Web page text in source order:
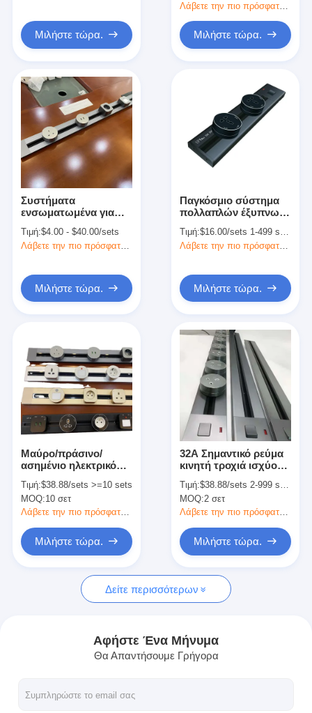
Προϊόντα
Σχετικά με εμάς
Γύρος εργοστασίων
επαφή
Μιλήστε τώρα.
Διαδραστικοί πίνακες
Σύστημα διασκέψεων
Επικαιροποιήστε την οθόνη.
Εμφανισμένη πρίζα γραφείου
Μιλήστε τώρα. Μιλήστε τώρα.
Συστήματα
ενσωματωμένα για
ηλεκτρικής ενέργειας
γραφείου με έξοδο 5V
Τιμή:$4.00 - $40.00/sets
Λάβετε την πιο πρόσφατη τιμή
Μιλήστε τώρα.
Παγκόσμιο σύστημα
πολλαπλών έξυπνων
τροχιάς ηλεκτρικής
ενέργειας με λευκό
Τιμή:$16.00/sets 1-499 sets
Μιλήστε τώρα.
Μαύρο/πράσινο/
ασημένιο ηλεκτρικό
πρίζα ηλεκτρικής
ενέργειας με καθολική
εναλλασσόμενη
Τιμή:$38.88/sets >=10 sets
MOQ:10 σετ
Λάβετε την πιο πρόσφατη τιμή
Μιλήστε τώρα.
32A Σημαντικό ρεύμα
κινητή τροχιά ισχύος
μέγιστη ισχύς σε
κράμα αλουμινίου
Τιμή:$38.88/sets 2-999 sets
MOQ:2 σετ
Λάβετε την πιο πρόσφατη τιμή
Μιλήστε τώρα.
Δείτε περισσότερων
Αφήστε Ένα Μήνυμα
Θα Απαντήσουμε Γρήγορα